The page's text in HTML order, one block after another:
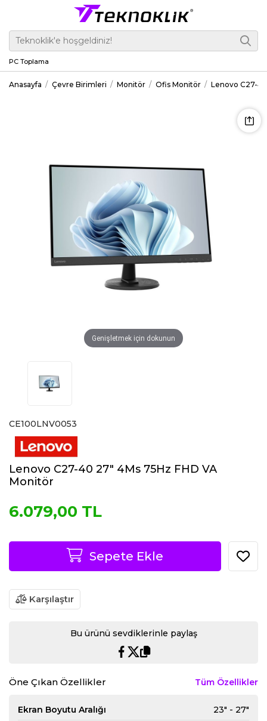
PC Toplama
Anasayfa Çevre Birimleri Monitör Ofis Monitör Lenovo C27-
Genişletmek için dokunun
CE100LNV0053
Lenovo C27-40 27″ 4Ms 75Hz FHD VA
Monitör
6.079,00 TL
Sepete Ekle
Karşılaştır
Bu ürünü sevdiklerinle paylaş
Öne Çıkan Özellikler Tüm Özellikler
Ekran Boyutu Aralığı
23" - 27"